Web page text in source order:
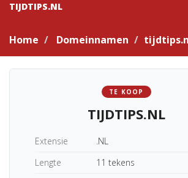
TIJDTIPS.NL
Home Domeinnamen
TE KOOP
TIJDTIPS.NL
Extensie
.NL
Lengte
11 tekens